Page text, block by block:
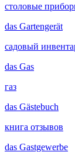
столовые
das Gartengerät
садовый
das Gas
газ
das Gästebuch
книга отзывов
das Gastgewerbe